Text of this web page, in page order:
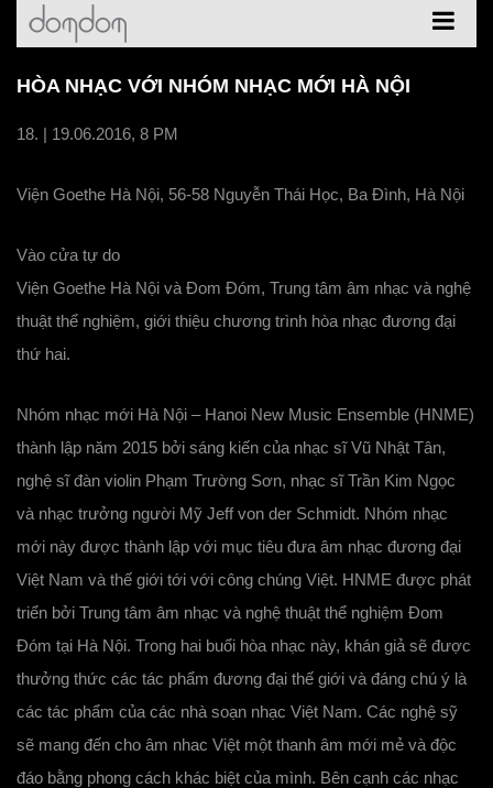
HÒA NHẠC VỚI NHÓM NHẠC MỚI HÀ NỘI
18. | 19.06.2016, 8 PM
Viện Goethe Hà Nội, 56-58 Nguyễn Thái Học, Ba Đình, Hà Nội
Vào cửa tự do
Viện Goethe Hà Nội và Đom Đóm, Trung tâm âm nhạc và nghệ
thuật thể nghiệm, giới thiệu chương trình hòa nhạc đương đại
thứ hai.
Nhóm nhạc mới Hà Nội – Hanoi New Music Ensemble (HNME)
thành lập năm 2015 bởi sáng kiến của nhạc sĩ Vũ Nhật Tân,
nghệ sĩ đàn violin Phạm Trường Sơn, nhạc sĩ Trần Kim Ngọc
và nhạc trưởng người Mỹ Jeff von der Schmidt. Nhóm nhạc
mới này được thành lập với mục tiêu đưa âm nhạc đương đại
Việt Nam và thế giới tới với công chúng Việt. HNME được phát
triển bởi Trung tâm âm nhạc và nghệ thuật thể nghiệm Đom
Đóm tại Hà Nội. Trong hai buổi hòa nhạc này, khán giả sẽ được
thưởng thức các tác phẩm đương đại thế giới và đáng chú ý là
các tác phẩm của các nhà soạn nhạc Việt Nam. Các nghệ sỹ
sẽ mang đến cho âm nhac Việt một thanh âm mới mẻ và độc
đáo bằng phong cách khác biệt của mình. Bên cạnh các nhạc